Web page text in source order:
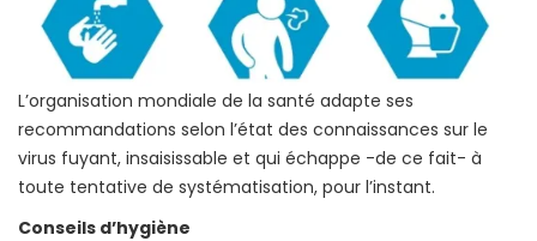
L’organisation mondiale de la santé adapte ses
recommandations selon l’état des connaissances sur le
virus fuyant, insaisissable et qui échappe -de ce fait- à
toute tentative de systématisation, pour l’instant.
Conseils d’hygiène